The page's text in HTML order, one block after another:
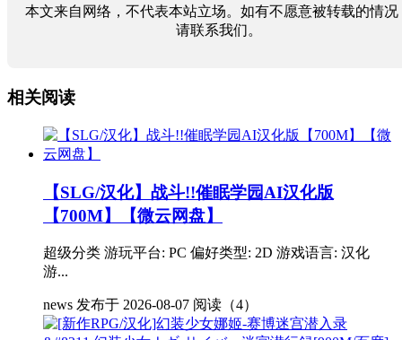
本文来自网络，不代表本站立场。如有不愿意被转载的情况
请联系我们。
相关阅读
【SLG/汉化】战斗!!催眠学园AI汉化版
【700M】【微云网盘】
超级分类 游玩平台: PC 偏好类型: 2D 游戏语言: 汉化
游...
news 发布于 2026-08-07 阅读（4）